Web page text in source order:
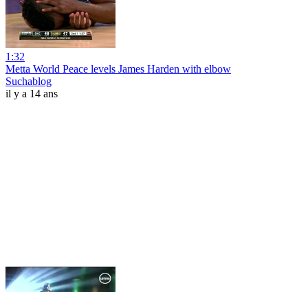
1:32
Metta World Peace levels James Harden with elbow
Suchablog
il y a 14 ans